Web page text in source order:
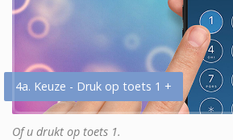
4a. Keuze - Druk op toets 1 +
Of u drukt op toets 1.